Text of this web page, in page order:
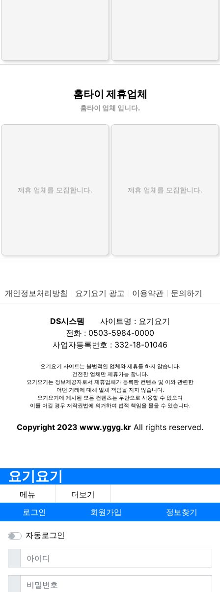
홈타이 제휴업체
홈타이 업체 입니다.
제휴 업체를 모집합니다. 제휴 업체를 모집합니다.
개인정보처리방침 요기요기 광고 이용약관 문의하기
DS시스템
사이트명 : 요기요기
전화 : 0503-5984-0000
사업자등록번호 : 332-18-01046
요기요기 사이트는 불법적인 업체와 제휴를 하지 않습니다.
건전한 업체만 제휴가능 합니다.
요기요기는 정보제공자로서 제휴업체가 등록한 컨텐츠 및 이와 관련한
어떤 거래에 대해 일체 책임을 지지 않습니다.
요기요기에 게시된 모든 컨텐츠는 무단으로 사용할 수 없으며
이를 어길 경우 저작권법에 의거하여 법적 책임을 물을 수 있습니다.
Copyright 2023 www.ygyg.kr All rights reserved.
요기요기
메뉴
더보기
로그인
회원가입 정보찾기
자동로그인
아이디필수
비밀번호필수